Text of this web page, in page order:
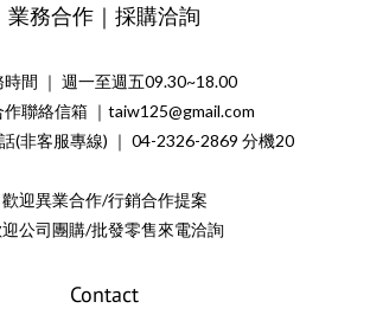
業務合作｜採購洽詢
時間 ｜ 週一至週五09.30~18.00
聯絡信箱 ｜taiw125@gmail.com
(非客服專線) ｜ 04-2326-2869 分機20
歡迎異業合作/行銷合作提案
公司團購/批發零售來電洽詢
Contact